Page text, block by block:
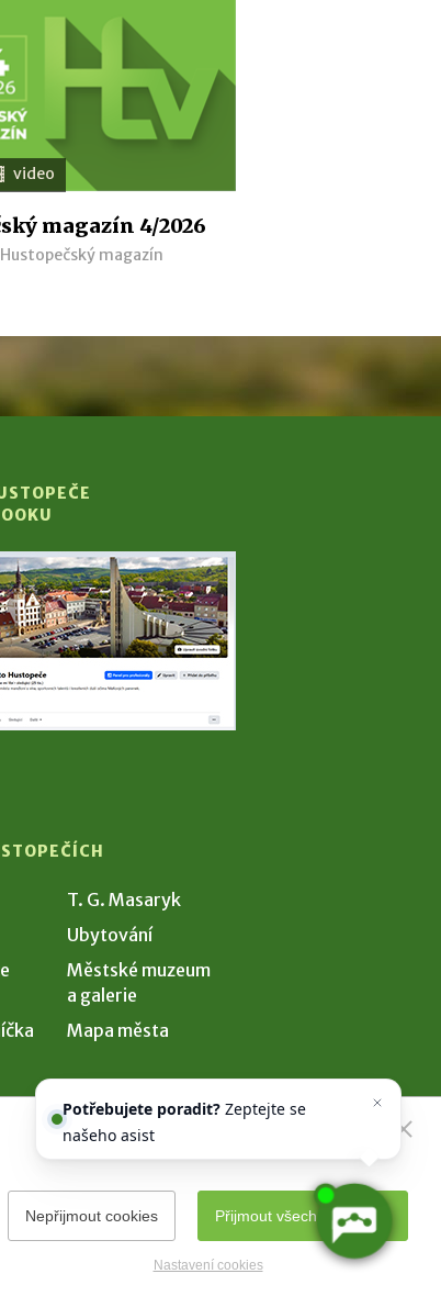
video
magazín 4/2026
Hustopečský magazín
T. G. Masaryk
Ubytování
Městské muzeum
a galerie
Mapa města
Přijmout všechny cookies
Nepřijmout cookies
Nastavení cookies
Potřebujete poradit?Zeptejte se
našeho asistenta